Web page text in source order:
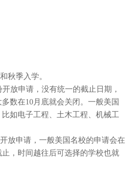
秋季入学。
开放申请，没有统一的截止日期，
数在10月底就会关闭。一般美国
如电子工程、土木工程、机械工
放申请，一般美国名校的申请会在
止，时间越往后可选择的学校也就